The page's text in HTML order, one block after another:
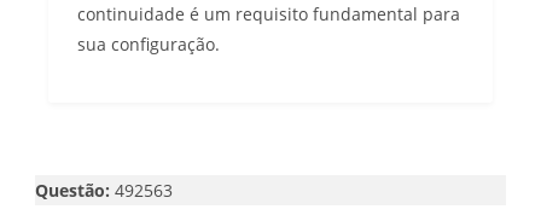
continuidade é um requisito fundamental para
sua configuração.
Questão: 492563